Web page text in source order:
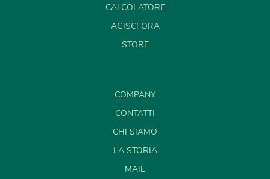
CALCOLATORE
AGISCI ORA
STORE
COMPANY
CONTATTI
CHI SIAMO
LA STORIA
MAIL